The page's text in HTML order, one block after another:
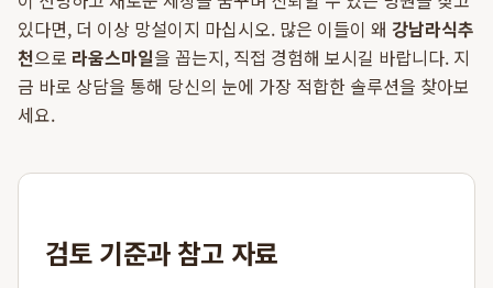
있다면, 더 이상 망설이지 마십시오. 많은 이들이 왜 강남라식추
천으로 라움스마일을 꼽는지, 직접 경험해 보시길 바랍니다. 지
금 바로 상담을 통해 당신의 눈에 가장 적합한 솔루션을 찾아보
세요.
검토 기준과 참고 자료